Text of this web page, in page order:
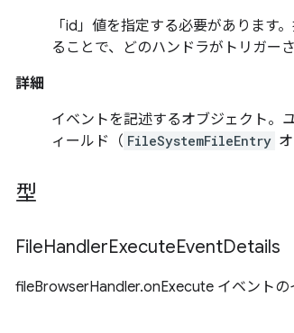
「id」値を指定する必要があります
ることで、どのハンドラがトリガー
詳細
イベントを記述するオブジェクト。
ィールド（ FileSystemFileEntry
型
FileHandlerExecuteEventDetails
fileBrowserHandler.onExecute イベントの